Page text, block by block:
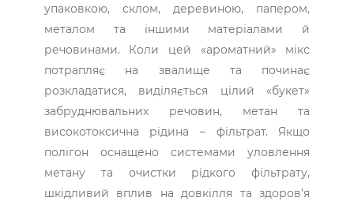
упаковкою, склом, деревиною, папером,
металом та іншими матеріалами й
речовинами. Коли цей «ароматний» мікс
потрапляє на звалище та починає
розкладатися, виділяється цілий «букет»
забруднювальних речовин, метан та
високотоксична рідина – фільтрат. Якщо
полігон оснащено системами уловлення
метану та очистки рідкого фільтрату,
шкідливий вплив на довкілля та здоров’я